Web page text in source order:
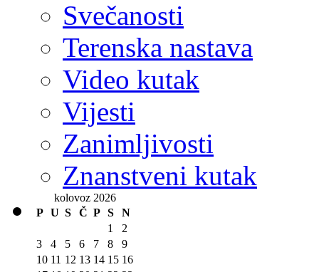
Svečanosti
Terenska nastava
Video kutak
Vijesti
Zanimljivosti
Znanstveni kutak
kolovoz 2026
P U S Č P S
N
1
2
3
4 5 6 7 8
9
10 11 12 13 14 15 16